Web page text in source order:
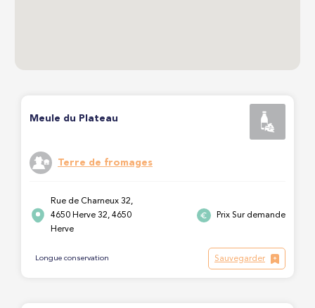
Meule du Plateau
Terre de fromages
Rue de Charneux 32,
4650 Herve 32, 4650
Herve
Prix Sur demande
Longue conservation Sauvegarder